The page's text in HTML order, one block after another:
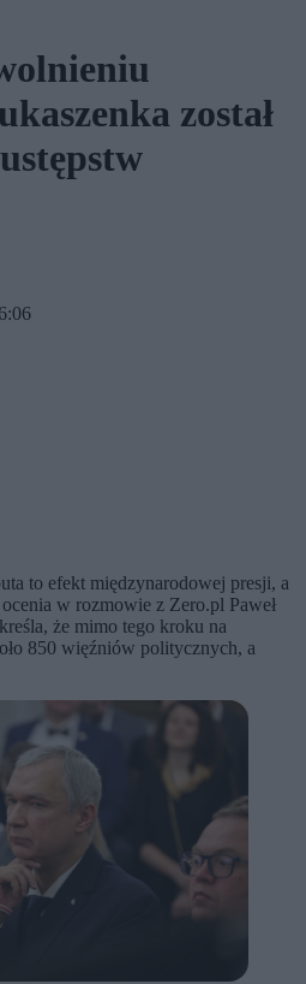
został
to efekt międzynarodowej presji, a
w rozmowie z Zero.pl Paweł
że mimo tego kroku na
850 więźniów politycznych, a